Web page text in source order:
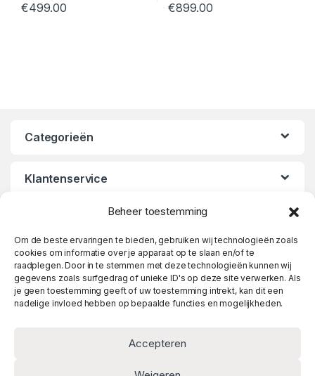
Beheer toestemming
Om de beste ervaringen te bieden, gebruiken wij technologieën zoals
cookies om informatie over je apparaat op te slaan en/of te
raadplegen. Door in te stemmen met deze technologieën kunnen wij
gegevens zoals surfgedrag of unieke ID's op deze site verwerken. Als
je geen toestemming geeft of uw toestemming intrekt, kan dit een
nadelige invloed hebben op bepaalde functies en mogelijkheden.
Accepteren
€499.00 €899.00
Categorieën
Klantenservice